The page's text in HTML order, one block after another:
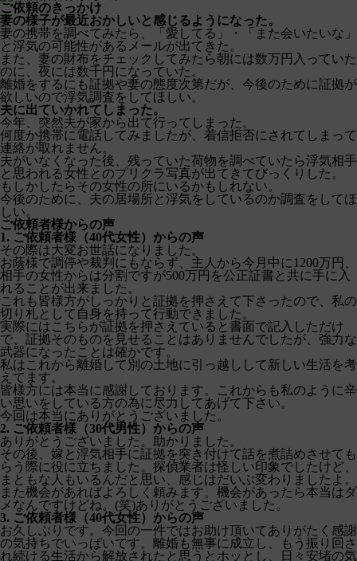
ご依頼のきっかけ
妻の様子が最近おかしいと感じるようになった。
妻の携帯を調べてみたら、「愛してる」・「また会いたいな」
と浮気の可能性があるメールが出てきた。
また、妻の財布をチェックしてみたら朝には数万円入っていた
のに、夜には数千円になっていた。
離婚をするにも証拠や妻の態度次第だが、今後のために証拠が
欲しいので浮気調査をしてほしい。
夫に出ていかれてしまった。
今年、突然夫が家から出て行ってしまった。
何度か携帯に電話してみましたが、着信拒否にされてしまって
連絡が取れません。
夫がいなくなった後、残っていた荷物を調べていたら浮気相手
と思われる女性とのプリクラ写真が出てきてびっくりした。
もしかしたらその女性の所にいるかもしれない。
今後のために、夫の居場所と浮気をしているのか調査をしてほ
しい。
ご依頼者様からの声
1. ご依頼者様（40代女性）からの声
その際は大変お世話になりました。
お蔭様で調停や裁判にもならず、主人から今月中に1200万円、
相手の女性からは分割ですが500万円を公正証書と共に手に入
れることが出来ました。
これも皆様方がしっかりと証拠を押さえて下さったので、私の
切り札として自身を持って行動できました。
実際にはこちらが証拠を押さえていると書面で記入しただけ
で、証拠そのものを見せることはありませんでしたが、強力な
武器になったことは確かです。
私はこれから離婚して別の土地に引っ越しして新しい生活を考
えてます。
皆様方には本当に感謝しております。これからも私のように辛
い思いをしている方の為に尽力してあげて下さい。
今回は本当にありがとうございました。
2. ご依頼者様（30代男性）からの声
ありがとうございました。助かりました。
その後、嫁と浮気相手に証拠を突き付けて話を煮詰めさせても
らう際に役に立ちました。探偵業者は怪しい印象でしたけど、
まともな人もいるんだと思い、感じはだいぶ変わりましたよ。
また機会があればよろしく頼みます。機会があったら本当はダ
メなんですけどね。(笑)ありがとうございました。
3. ご依頼者様（40代女性）からの声
お久しぶりです。今回の一件ではお助け頂いてありがたく感謝
の気持ちでいっぱいです。離婚も無事に成立し、もう振り回さ
れ続ける生活から解放されたと思うとホッとし、日々安堵の気